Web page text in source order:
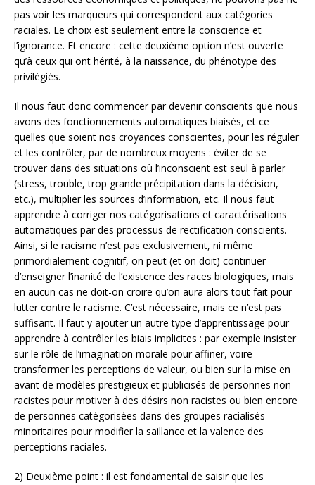
pas voir les marqueurs qui correspondent aux catégories
raciales. Le choix est seulement entre la conscience et
l’ignorance. Et encore : cette deuxième option n’est ouverte
qu’à ceux qui ont hérité, à la naissance, du phénotype des
privilégiés.
Il nous faut donc commencer par devenir conscients que nous
avons des fonctionnements automatiques biaisés, et ce
quelles que soient nos croyances conscientes, pour les réguler
et les contrôler, par de nombreux moyens : éviter de se
trouver dans des situations où l’inconscient est seul à parler
(stress, trouble, trop grande précipitation dans la décision,
etc.), multiplier les sources d’information, etc. Il nous faut
apprendre à corriger nos catégorisations et caractérisations
automatiques par des processus de rectification conscients.
Ainsi, si le racisme n’est pas exclusivement, ni même
primordialement cognitif, on peut (et on doit) continuer
d’enseigner l’inanité de l’existence des races biologiques, mais
en aucun cas ne doit-on croire qu’on aura alors tout fait pour
lutter contre le racisme. C’est nécessaire, mais ce n’est pas
suffisant. Il faut y ajouter un autre type d’apprentissage pour
apprendre à contrôler les biais implicites : par exemple insister
sur le rôle de l’imagination morale pour affiner, voire
transformer les perceptions de valeur, ou bien sur la mise en
avant de modèles prestigieux et publicisés de personnes non
racistes pour motiver à des désirs non racistes ou bien encore
de personnes catégorisées dans des groupes racialisés
minoritaires pour modifier la saillance et la valence des
perceptions raciales.
2) Deuxième point : il est fondamental de saisir que les